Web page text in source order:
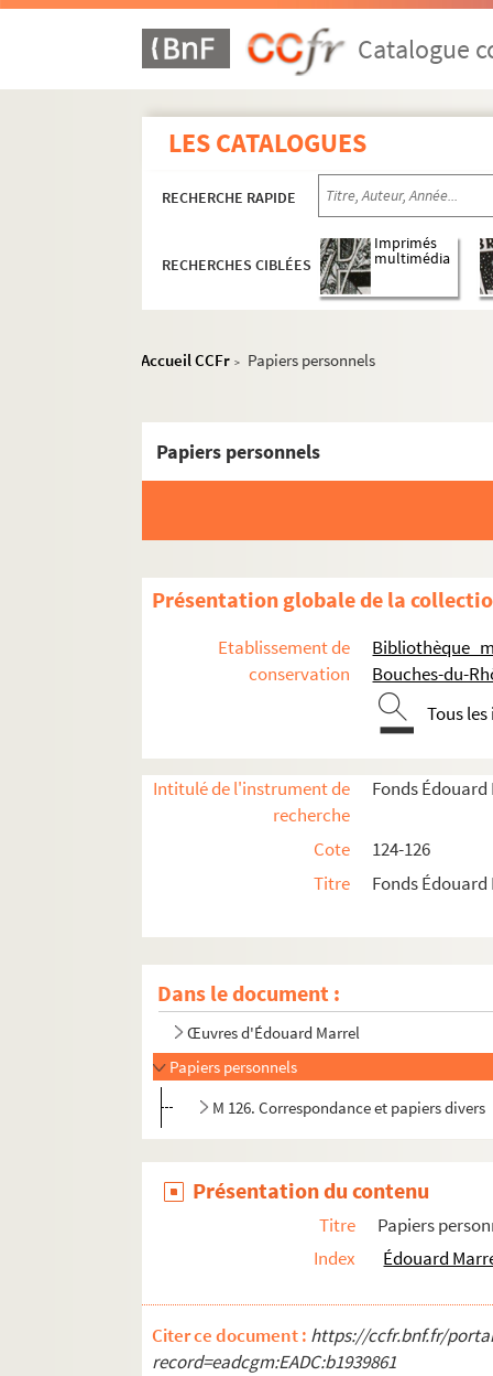
Catalogue
LES CATALOGUES
RECHERCHE RAPIDE
RECHERCHES CIBLÉES
Imprimés
multimédia
Accueil CCFr > Papiers personnels
Papiers personnels
Présentation globale de la
Etablissement de
conservation
Bibliothèque
Bouches-du-
Tous
Intitulé de l'instrument de
recherche
Fonds
Cote
124-126
Titre
Fonds
Dans le document :
Œuvres d'Édouard Marrel
Papiers personnels
M 126. Correspondance et papiers divers
Présentation du contenu
Titre
Papiers
Index
Édouard
Citer ce document : https://ccfr.bnf.fr/
record=eadcgm:EADC:b1939861